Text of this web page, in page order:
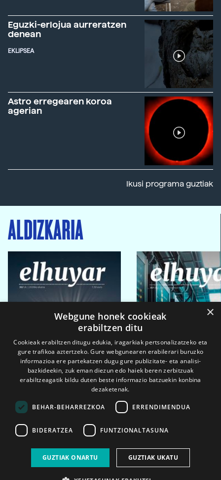
Eguzki-erlojua aurreratzen
denean
EKLIPSEA
Astro erregearen koroa
agerian
Ikusi programa guztiak
ALDIZKARIA
2026ko eka. 1a 2026ko mar. 1a
×
Webgune honek cookieak
erabiltzen ditu
Cookieak erabiltzen ditugu edukia, iragarkiak pertsonalizatzeko eta
gure trafikoa aztertzeko. Gure webgunearen erabilerari buruzko
informazioa ere partekatzen dugu gure publizitate- eta analisi-
bazkideekin, zuk eman diezun edo haiek beren zerbitzuak
erabiltzeagatik bildu duten beste informazio batzuekin konbina
dezaketenak.
BEHAR-BEHARREZKOA ERRENDIMENDUA
BIDERATZEA FUNTZIONALTASUNA
GUZTIAK ONARTU GUZTIAK UKATU